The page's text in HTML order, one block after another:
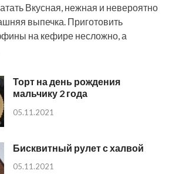
Вкусная, нежная и невероятно
выпечка. Приготовить
на кефире несложно, а
Торт на день рождения
мальчику 2 года
05.11.2021
Бисквитный рулет с халвой
05.11.2021